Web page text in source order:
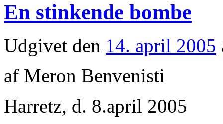
En stinkende bombe
Udgivet den 14. april 2005
af Meron Benvenisti
Harretz, d. 8.april 2005